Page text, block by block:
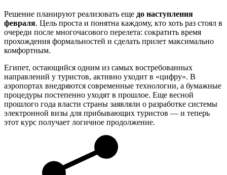
Решение планируют реализовать еще до наступления
февраля. Цель проста и понятна каждому, кто хоть раз стоял в
очереди после многочасового перелета: сократить время
прохождения формальностей и сделать прилет максимально
комфортным.
Египет, остающийся одним из самых востребованных
направлений у туристов, активно уходит в «цифру». В
аэропортах внедряются современные технологии, а бумажные
процедуры постепенно уходят в прошлое. Еще весной
прошлого года власти страны заявляли о разработке системы
электронной визы для прибывающих туристов — и теперь
этот курс получает логичное продолжение.